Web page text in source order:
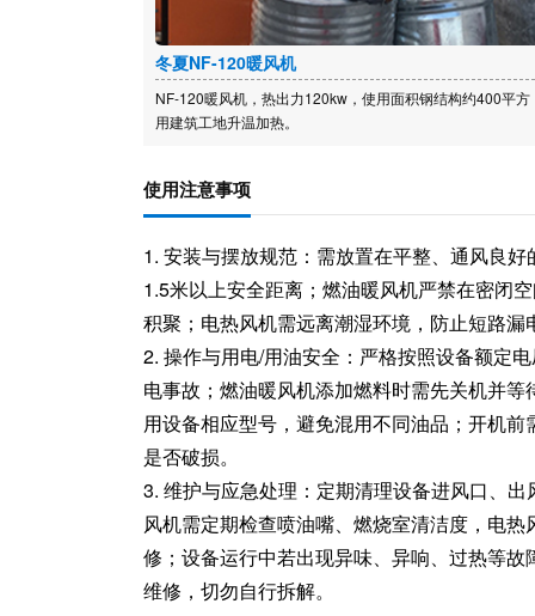
冬夏NF-120暖风机
NF-120暖风机，热出力120kw，使用面积钢结构约400平方
用建筑工地升温加热。
使用注意事项
1. 安装与摆放规范：需放置在平整、通风良
1.5米以上安全距离；燃油暖风机严禁在密闭
积聚；电热风机需远离潮湿环境，防止短路漏
2. 操作与用电/用油安全：严格按照设备额定
电事故；燃油暖风机添加燃料时需先关机并
用设备相应型号，避免混用不同油品；开机
是否破损。
3. 维护与应急处理：定期清理设备进风口、
风机需定期检查喷油嘴、燃烧室清洁度，电
修；设备运行中若出现异味、异响、过热等
维修，切勿自行拆解。